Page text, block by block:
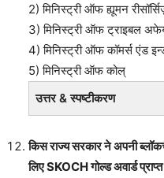
2) मिनिस्ट्री ऑफ ह्यूमन
3) मिनिस्ट्री ऑफ ट्राइबल
4) मिनिस्ट्री ऑफ कॉमर्स एंड
5) मिनिस्ट्री ऑफ कोल्
उत्तर & स्पष्टीकरण
किस राज्य सरकार ने अपनी
लिए SKOCH गोल्ड अवार्ड